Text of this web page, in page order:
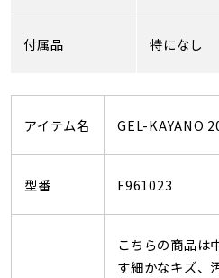
付属品 特になし
アイテム名 GEL-KAYANO
型番 F961023
こちらの商品は
す細かなキズ、